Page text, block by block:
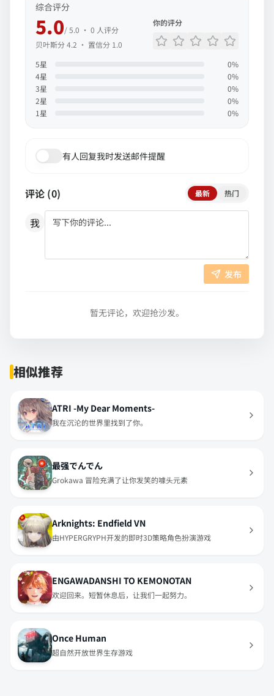
综合评分
5.0/ 5.0 · 0 人评分
贝叶斯分4.2 · 置信分 1.0
你的评分
5星 0%
4星 0%
3星 0%
2星 0%
1 星 0%
有人回复我时发送邮件提醒
评论 (0) 最新 热门
我
发布
暂无评论，欢迎抢沙发。
相似推荐
ATRI -My Dear Moments-
我在沉沦的世界里找到了你。
最强でんでん
Grokawa 冒险充满了让你发笑的噱头元素
Arknights: Endfield VN
由HYPERGRYPH开发的即时3D策略角色扮演游戏
ENGAWADANSHI TO KEMONOTAN
欢迎回来。短暂休息后，让我们一起努力。
Once Human
超自然开放世界生存游戏